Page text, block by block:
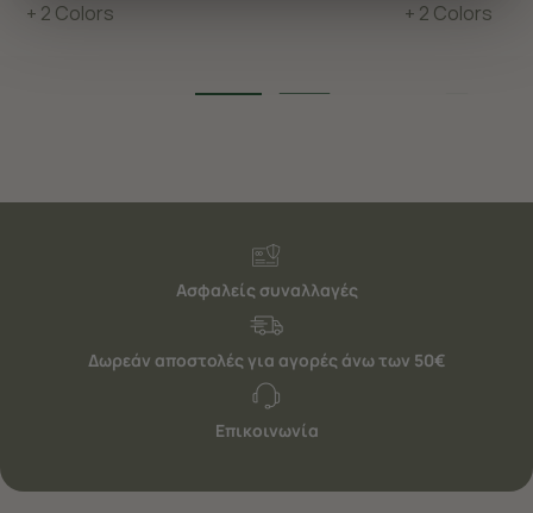
διαφημίσεις. Για να προσαρμόσετε τις επιλογές σας ή
+ 2 Colors
+ 2 Colors
Ασφαλείς συναλλαγές
Δωρεάν αποστολές για αγορές άνω των 50€
Επικοινωνία